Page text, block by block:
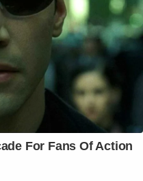
For Fans Of Action